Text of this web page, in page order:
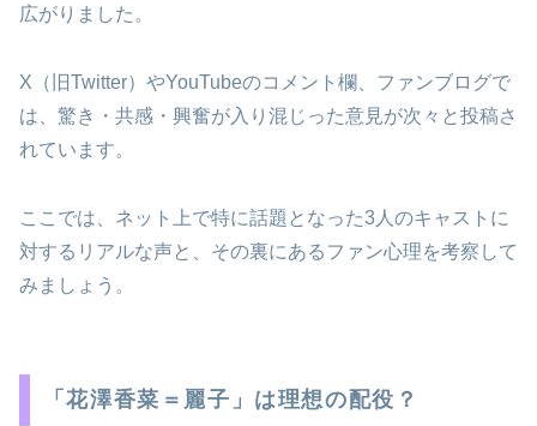
広がりました。
X（旧Twitter）やYouTubeのコメント欄、ファンブログで
は、驚き・共感・興奮が入り混じった意見が次々と投稿さ
れています。
ここでは、ネット上で特に話題となった3人のキャストに
対するリアルな声と、その裏にあるファン心理を考察して
みましょう。
「花澤香菜＝麗子」は理想の配役？